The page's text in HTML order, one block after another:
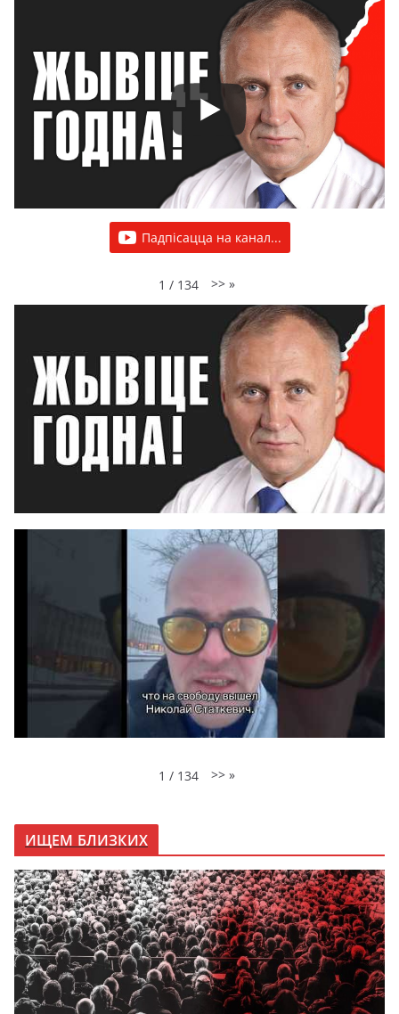
Падпісацца на канал...
1 / 134 >> »
1 / 134 >> »
ИЩЕМ БЛИЗКИХ